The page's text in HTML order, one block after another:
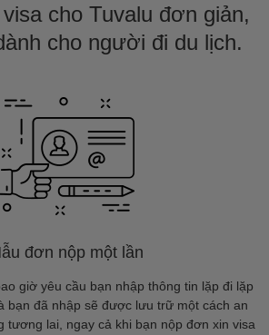
cho Tuvalu đơn giản,
cho người đi du lịch.
đơn nộp một lần
giờ yêu cầu bạn nhập thông tin lặp đi lặp
bạn đã nhập sẽ được lưu trữ một cách an
tương lai, ngay cả khi bạn nộp đơn xin visa